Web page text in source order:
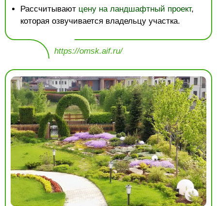
Рассчитывают цену на ландшафтный проект,
которая озвучивается владельцу участка.
https://omsk.aif.ru/